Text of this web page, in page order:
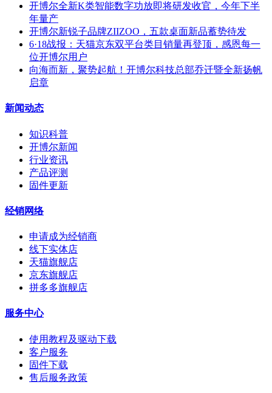
开博尔全新K类智能数字功放即将研发收官，今年下半
年量产
开博尔新锐子品牌ZIIZOO，五款桌面新品蓄势待发
6·18战报：天猫京东双平台类目销量再登顶，感恩每一
位开博尔用户
向海而新，聚势起航！开博尔科技总部乔迁暨全新扬帆
启章
新闻动态
知识科普
开博尔新闻
行业资讯
产品评测
固件更新
经销网络
申请成为经销商
线下实体店
天猫旗舰店
京东旗舰店
拼多多旗舰店
服务中心
使用教程及驱动下载
客户服务
固件下载
售后服务政策